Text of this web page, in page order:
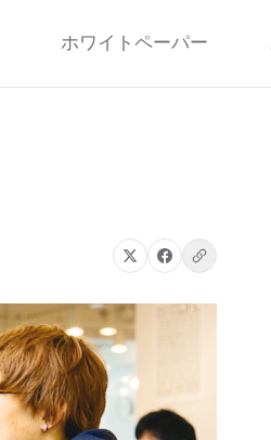
ホワイトペーパー